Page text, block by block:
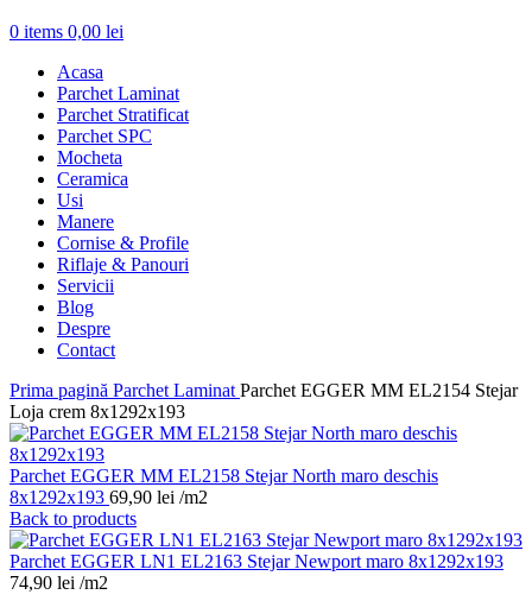
0 items 0,00 lei
Acasa
Parchet Laminat
Parchet Stratificat
Parchet SPC
Mocheta
Ceramica
Usi
Manere
Cornise & Profile
Riflaje & Panouri
Servicii
Blog
Despre
Contact
Prima pagină Parchet Laminat Parchet EGGER MM EL2154 Stejar
Loja crem 8x1292x193
Parchet EGGER MM EL2158 Stejar North maro deschis
8x1292x193 69,90 lei /m2
Back to products
Parchet EGGER LN1 EL2163 Stejar Newport maro 8x1292x193
74,90 lei /m2